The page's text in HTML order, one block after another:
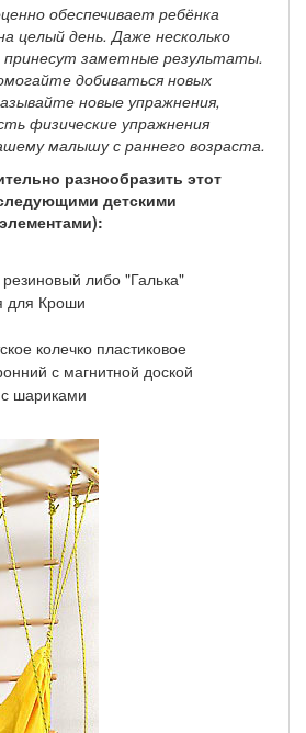
обеспечивает ребёнка
целый день. Даже несколько
заметные результаты.
добиваться новых
новые упражнения,
физические упражнения
малышу с раннего возраста.
разнообразить этот
детскими
:
либо "Галька"
для Кроши
колечко пластиковое
с магнитной доской
шариками